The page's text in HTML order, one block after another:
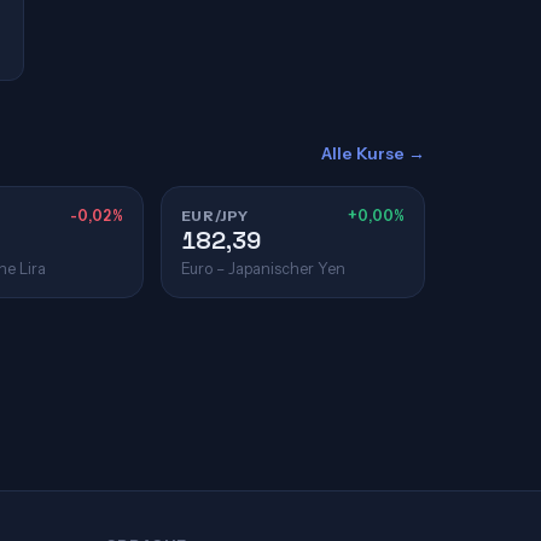
Alle Kurse →
-0,02%
Lira
EUR/JPY +0,00%
182,39
Euro – Japanischer Yen